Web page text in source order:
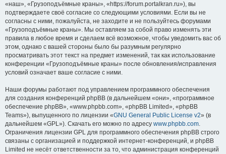
«наш», «Грузоподъёмные краны», «https://forum.portalkran.ru»), вы
подтверждаете своё согласие со следующими условиями. Если вы не
согласны с ними, пожалуйста, не заходите и не пользуйтесь форумами
«Грузоподъёмные краны». Мы оставляем за собой право изменять эти
правила в любое время и сделаем всё возможное, чтобы уведомить вас об
этом, однако с вашей стороны было бы разумным регулярно
просматривать этот текст на предмет изменений, так как использование
конференции «Грузоподъёмные краны» после обновления/исправления
условий означает ваше согласие с ними.
Наши форумы работают под управлением программного обеспечения
для создания конференций phpBB (в дальнейшем «они», «программное
обеспечение phpBB», «www.phpbb.com», «phpBB Limited», «phpBB
Teams»), выпущенного по лицензии «GNU General Public License v2» (в
дальнейшем «GPL»). Скачать его можно по адресу www.phpbb.com.
Ограничения лицензии GPL для программного обеспечения phpBB строго
связаны с организацией и поддержкой интернет-конференций, и phpBB
Limited не несёт ответственности за то, что администрация конференций